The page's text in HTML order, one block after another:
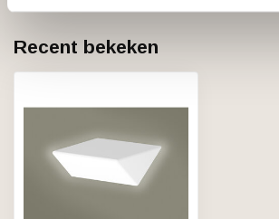
Recent bekeken